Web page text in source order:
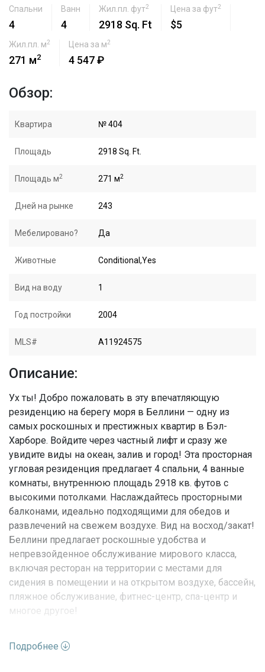
Спальни
4
Ванн
4
Жил.пл. фут2
2918 Sq. Ft
Цена за фут2
$5
Жил.пл. м2
271 м2
Цена за м2
4 547 ₽
Обзор:
Квартира № 404
Площадь 2918 Sq. Ft.
Площадь м2 271 м2
Дней на рынке 243
Мебелировано? Да
Животные Conditional,Yes
Вид на воду 1
Год постройки 2004
MLS# A11924575
Описание:
Ух ты! Добро пожаловать в эту впечатляющую
резиденцию на берегу моря в Беллини — одну из
самых роскошных и престижных квартир в Бэл-
Харборе. Войдите через частный лифт и сразу же
увидите виды на океан, залив и город! Эта просторная
угловая резиденция предлагает 4 спальни, 4 ванные
комнаты, внутреннюю площадь 2918 кв. футов с
высокими потолками. Наслаждайтесь просторными
балконами, идеально подходящими для обедов и
развлечений на свежем воздухе. Вид на восход/закат!
Беллини предлагает роскошные удобства и
непревзойденное обслуживание мирового класса,
включая ресторан на территории с местами для
сидения в помещении и на открытом воздухе, бассейн,
пляжное обслуживание, фитнес-центр, спа-центр и
многое другое!
Подробнее